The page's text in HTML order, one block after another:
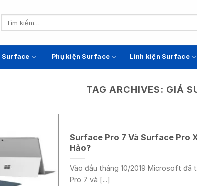
Surface Phụ kiện Surface Linh kiện Surface
TAG ARCHIVES: GIÁ
Surface Pro 7 Và Surface Pro
Hảo?
Vào đầu tháng 10/2019 Microsoft đã
Pro 7 và [...]